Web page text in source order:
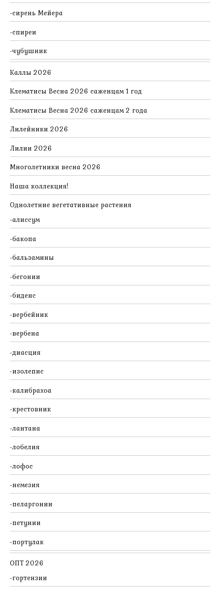
сирень Мейера
спиреи
чубушник
Каллы 2026
Клематисы Весна 2026 саженцам 1 год
Клематисы Весна 2026 саженцам 2 года
Лилейники 2026
Лилии 2026
Многолетники весна 2026
Наша коллекция!
Однолетние вегетативные растения
алиссум
бакопа
бальзамины
бегонии
биденс
вербейник
вербена
диасция
изолепис
калибрахоа
крестовник
лантана
лобелия
лофос
немезия
пеларгонии
петунии
портулак
ОПТ 2026
гортензии